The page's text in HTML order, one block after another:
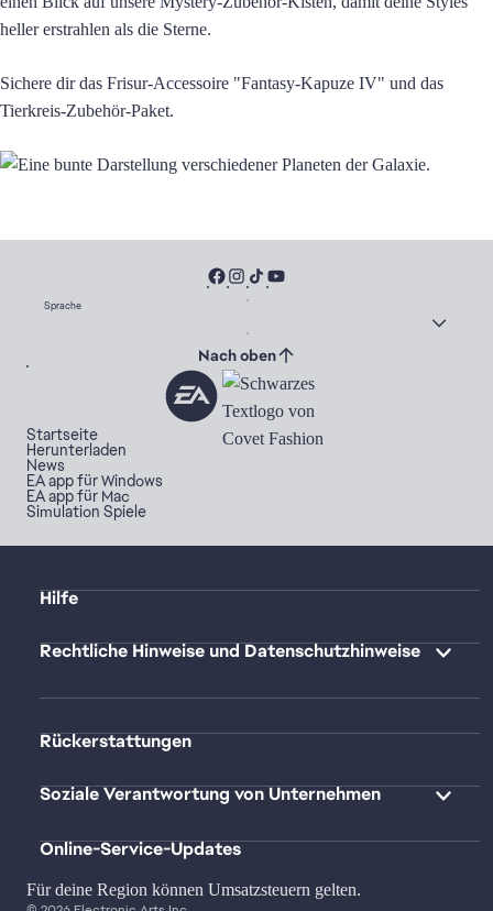
heller erstrahlen als die Sterne.
Sichere dir das Frisur-Accessoire "Fantasy-Kapuze IV" und das
Tierkreis-Zubehör-Paket.
Sprache
Nach oben
Startseite
Herunterladen
News
EA app für Windows
EA app für Mac
Simulation Spiele
Hilfe
Rechtliche Hinweise und Datenschutzhinweise
Rückerstattungen
Soziale Verantwortung von Unternehmen
Online-Service-Updates
Für deine Region können Umsatzsteuern gelten.